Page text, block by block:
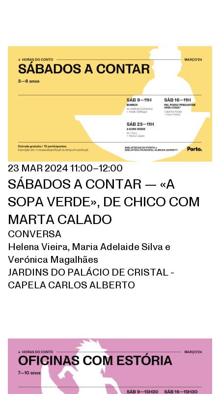
23 MAR 2024 11:00–12:00
SÁBADOS A CONTAR — «A
SOPA VERDE», DE CHICO COM
MARTA CALADO
CONVERSA
Helena Vieira, Maria Adelaide Silva e
Verónica Magalhães
JARDINS DO PALÁCIO DE CRISTAL -
CAPELA CARLOS ALBERTO